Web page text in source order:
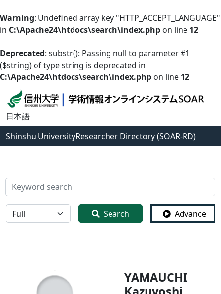
Warning: Undefined array key "HTTP_ACCEPT_LANGUAGE"
in C:\Apache24\htdocs\search\index.php on line 12
Deprecated: substr(): Passing null to parameter #1
($string) of type string is deprecated in
C:\Apache24\htdocs\search\index.php on line 12
日本語
Shinshu UniversityResearcher Directory (SOAR-RD)
検索
全体 Search Advance
YAMAUCHI